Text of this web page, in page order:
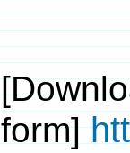
form]